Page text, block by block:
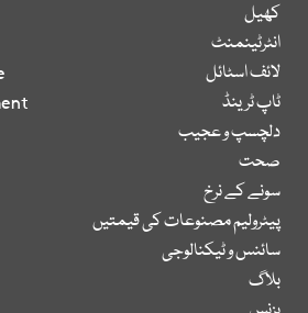
کھیل
انٹرٹینمنٹ
لائف اسٹائل
ٹاپ ٹرینڈ
دلچسپ و عجیب
صحت
سونے کے نرخ
پیٹرولیم مصنوعات کی قیمتیں
سائنس و ٹیکنالوجی
بلاگ